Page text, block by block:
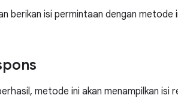
berikan isi permintaan dengan metode
metode ini akan menampilkan isi